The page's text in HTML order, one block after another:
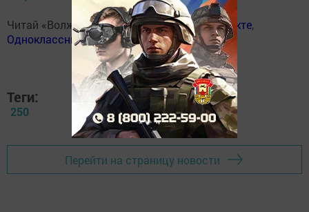
Читай «Волжскую новь» вТелеграм,Вконтакте,
Одноклассники,Дзен
Теги:
250
Перейти на страницу новости